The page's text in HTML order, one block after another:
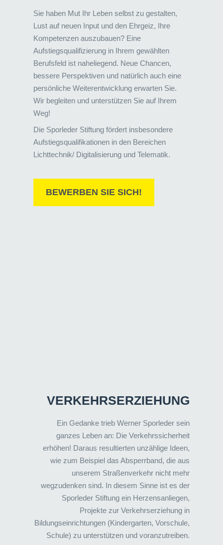
Sie haben Mut Ihr Leben selbst zu gestalten,
Lust auf neuen Input und den Ehrgeiz, Ihre
Kompetenzen auszubauen? Eine
Aufstiegsqualifizierung in Ihrem gewählten
Berufsfeld ist naheliegend. Neue Chancen,
bessere Perspektiven und natürlich auch eine
persönliche Weiterentwicklung erwarten Sie.
Wir begleiten und unterstützen Sie auf Ihrem
Weg!
Die Sporleder Stiftung fördert insbesondere
Aufstiegsqualifikationen in den Bereichen
Lichttechnik/ Digitalisierung und Telematik.
BEWERBEN SIE SICH!
VERKEHRSERZIEHUNG
Ein Gedanke trieb Werner Sporleder sein
ganzes Leben an: Die Verkehrssicherheit
erhöhen! Daraus resultierten unzählige Ideen,
wie zum Beispiel das Absperrband, die aus
unserem Straßenverkehr nicht mehr
wegzudenken sind. In diesem Sinne ist es der
Sporleder Stiftung ein Herzensanliegen,
Projekte zur Verkehrserziehung in
Bildungseinrichtungen (Kindergarten, Vorschule,
Schule) zu unterstützen und voranzutreiben.